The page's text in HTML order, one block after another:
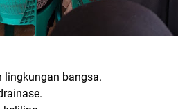
lingkungan bangsa.